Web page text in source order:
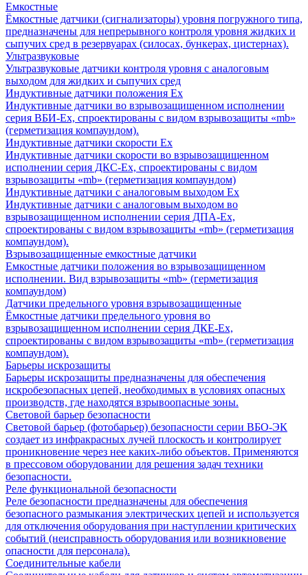
Емкостные
Ёмкостные датчики (сигнализаторы) уровня погружного типа,
предназначены для непрерывного контроля уровня жидких и
сыпучих сред в резервуарах (силосах, бункерах, цистернах).
Ультразвуковые
Ультразвуковые датчики контроля уровня с аналоговым
выходом для жидких и сыпучих сред
Индуктивные датчики положения Ех
Индуктивные датчики во взрывозащищенном исполнении
серия ВБИ-Ех, спроектированы с видом взрывозащиты «mb»
(герметизация компаундом).
Индуктивные датчики скорости Ех
Индуктивные датчики скорости во взрывозащищенном
исполнении серия ДКС-Ех, спроектированы с видом
взрывозащиты «mb» (герметизация компаундом)
Индуктивные датчики с аналоговым выходом Ех
Индуктивные датчики с аналоговым выходом во
взрывозащищенном исполнении серия ДПА-Ех,
спроектированы с видом взрывозащиты «mb» (герметизация
компаундом).
Взрывозащищенные емкостные датчики
Емкостные датчики положения во взрывозащищенном
исполнении. Вид взрывозащиты «mb» (герметизация
компаундом)
Датчики предельного уровня взрывозащищенные
Ёмкостные датчики предельного уровня во
взрывозащищенном исполнении серия ДКЕ-Ех,
спроектированы с видом взрывозащиты «mb» (герметизация
компаундом).
Барьеры искрозащиты
Барьеры искрозащиты предназначены для обеспечения
искробезопасных цепей, необходимых в условиях опасных
производств, где находятся взрывоопасные зоны.
Световой барьер безопасности
Световой барьер (фотобарьер) безопасности серии ВБО-ЭК
создает из инфракрасных лучей плоскость и контролирует
проникновение через нее каких-либо объектов. Применяются
в прессовом оборудовании для решения задач техники
безопасности.
Реле функциональной безопасности
Реле безопасности предназначены для обеспечения
безопасного размыкания электрических цепей и используется
для отключения оборудования при наступлении критических
событий (неисправность оборудования или возникновение
опасности для персонала).
Соединительные кабели